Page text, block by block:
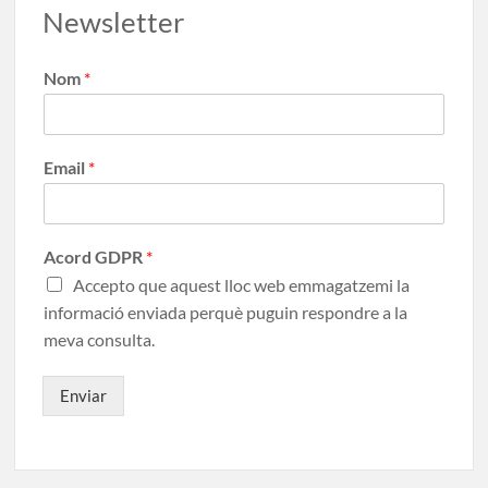
Newsletter
Nom *
Email *
Acord GDPR *
Accepto que aquest lloc web emmagatzemi la
informació enviada perquè puguin respondre a la
meva consulta.
Enviar